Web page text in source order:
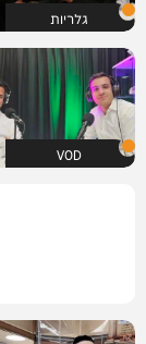
גלריות
VOD